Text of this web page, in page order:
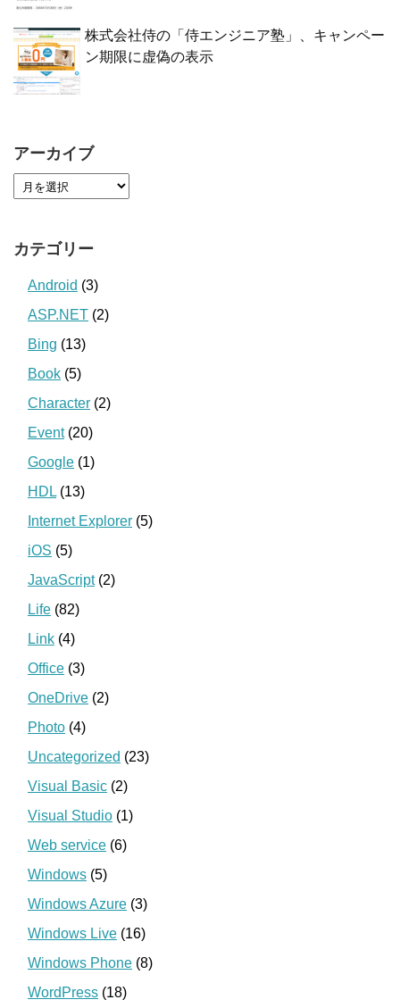
株式会社侍の「侍エンジニア塾」、キャンペー
ン期限に虚偽の表示
アーカイブ
カテゴリー
Android (3)
ASP.NET (2)
Bing (13)
Book (5)
Character (2)
Event(20)
Google (1)
HDL (13)
Internet Explorer (5)
iOS (5)
JavaScript(2)
Life (82)
Link (4)
Office (3)
OneDrive (2)
Photo (4)
Uncategorized (23)
Visual Basic (2)
Visual Studio (1)
Web service (6)
Windows (5)
Windows Azure (3)
Windows Live (16)
Windows Phone (8)
WordPress (18)